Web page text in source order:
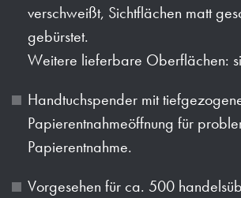
verschweißt, Sichtflächen matt
gebürstet.
Weitere lieferbare Oberflächen:
Handtuchspender mit
Papierentnahmeöffnung für
Papierentnahme.
Vorgesehen für ca. 500